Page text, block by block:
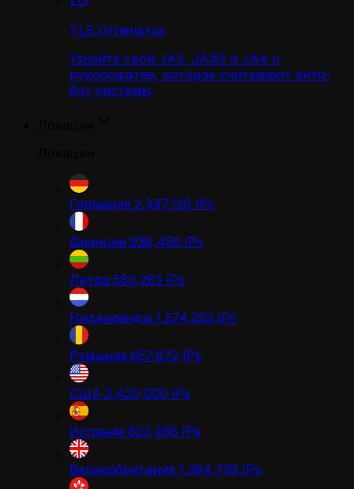
TLS Отпечаток
Узнайте свой JA3, JA3N и JA4 и
рукопожатие, которое считывают анти-
бот системы.
Германия 2,347,129 IPs
Франция 938,458 IPs
Литва 580,283 IPs
Нидерланды 1,574,293 IPs
Румыния 657,872 IPs
США 3,420,000 IPs
Испания 823,485 IPs
Великобритания 1,364,739 IPs